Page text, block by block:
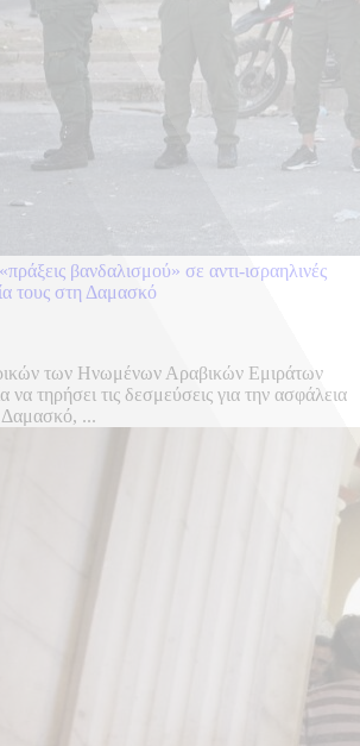
βανδαλισμού» σε αντι-ισραηλινές
τους στη Δαμασκό
των Ηνωμένων Αραβικών Εμιράτων
να τηρήσει τις δεσμεύσεις για την ασφάλεια
...